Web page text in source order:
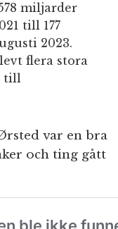
miljarder
till 177
2023.
flera stora
till
var en bra
och ting gått